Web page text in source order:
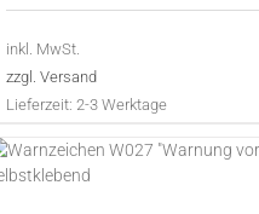
inkl. MwSt.
zzgl. Versand
Lieferzeit: 2-3 Werktage
AUSFÜHRUNG WÄHLEN